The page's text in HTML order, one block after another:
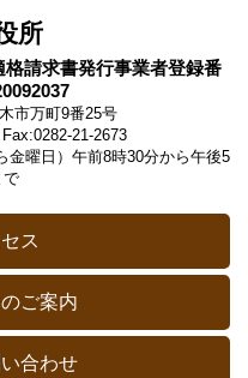
所
求書発行事業者登録番
市万町9番25号
21-2673
金曜日）午前8時30分から午後5
で
ス
ご案内
合わせ